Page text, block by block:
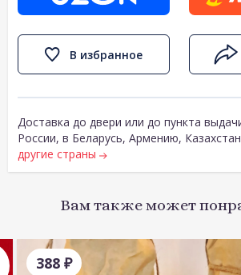
В избранное
Доставка до двери или до пункта
России, в Беларусь, Армению,
другие страны
Вам также может
388 ₽